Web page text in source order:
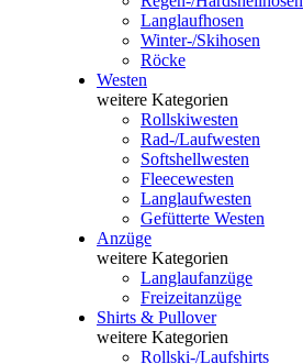
Langlaufhosen
Winter-/Skihosen
Röcke
Westen
weitere Kategorien
Rollskiwesten
Rad-/Laufwesten
Softshellwesten
Fleecewesten
Langlaufwesten
Gefütterte Westen
Anzüge
weitere Kategorien
Langlaufanzüge
Freizeitanzüge
Shirts & Pullover
weitere Kategorien
Rollski-/Laufshirts